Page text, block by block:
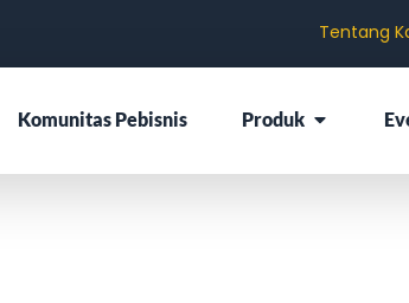
Tentang
Komunitas Pebisnis Produk